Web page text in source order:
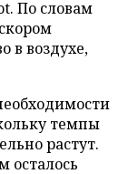
По словам
в воздухе,
темпы
растут.
осталось